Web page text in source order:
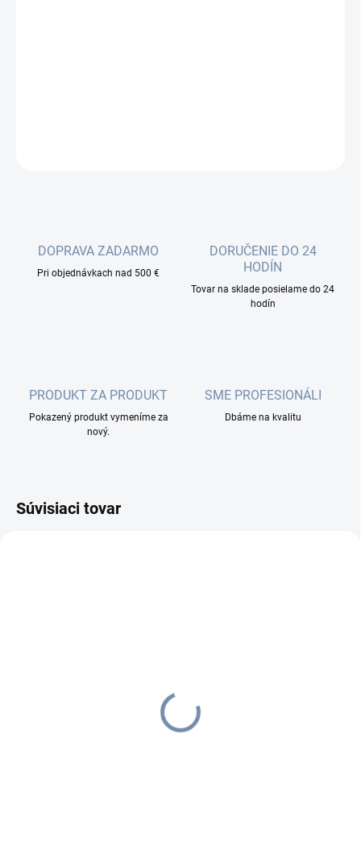
DOPRAVA ZADARMO
Pri objednávkach nad 500 €
DORUČENIE DO 24
HODÍN
Tovar na sklade posielame do 24
hodín
PRODUKT ZA PRODUKT
Pokazený produkt vymeníme za
nový.
SME PROFESIONÁLI
Dbáme na kvalitu
Súvisiaci tovar
termostat 600X450 IP65